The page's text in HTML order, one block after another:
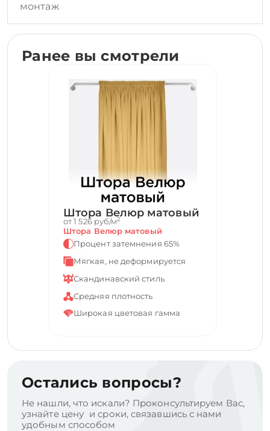
монтаж
Ранее вы смотрели
Штора Велюр матовый
от 1 526 руб/м2
Штора Велюр матовый
Процент затемнения 65%
Мягкая, не деформируется
Скандинавский стиль
Средняя плотность
Широкая цветовая гамма
Остались вопросы?
Не нашли, что искали? Проконсультируем Вас,
узнайте цену и сроки, связавшись с нами
удобным способом